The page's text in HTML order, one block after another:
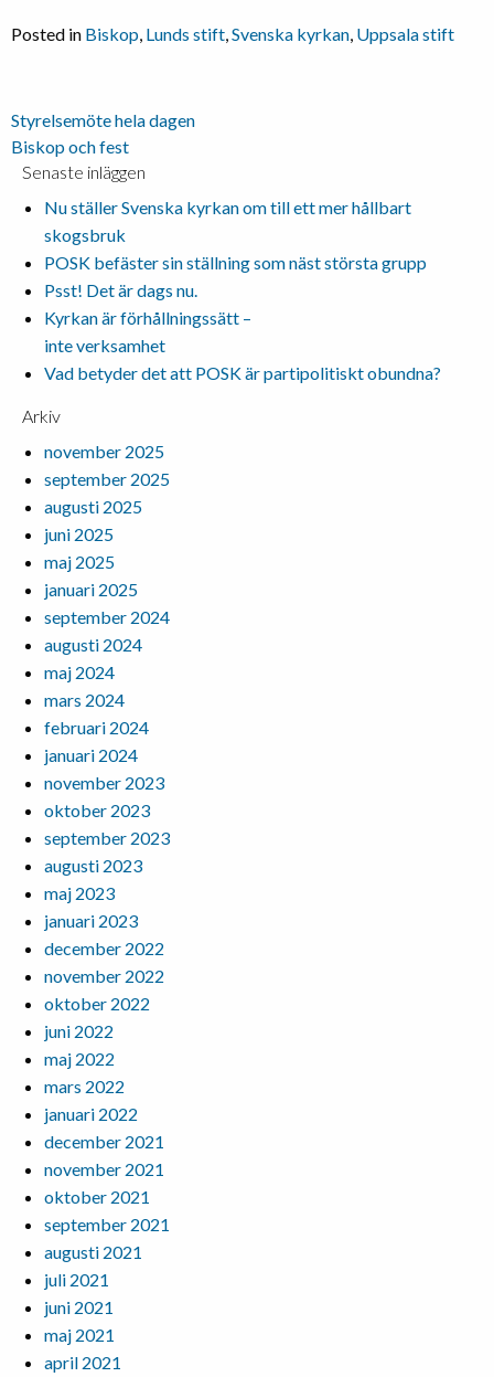
Posted in Biskop Lunds stift Svenska kyrkan Uppsala stift
Inläggsnavigering
Styrelsemöte hela dagen
Biskop och fest
Senaste inläggen
Nu ställer Svenska kyrkan om till ett mer hållbart
skogsbruk
POSK befäster sin ställning som näst största grupp
Psst! Det är dags nu.
Kyrkan är förhållningssätt –
inte verksamhet
Vad betyder det att POSK är partipolitiskt obundna?
Arkiv
november 2025
september 2025
augusti 2025
juni 2025
maj 2025
januari 2025
september 2024
augusti 2024
maj 2024
mars 2024
februari 2024
januari 2024
november 2023
oktober 2023
september 2023
augusti 2023
maj 2023
januari 2023
december 2022
november 2022
oktober 2022
juni 2022
maj 2022
mars 2022
januari 2022
december 2021
november 2021
oktober 2021
september 2021
augusti 2021
juli 2021
juni 2021
maj 2021
april 2021